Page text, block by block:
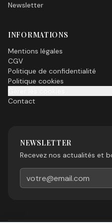
Newsletter
INFORMATIONS
Mentions légales
CGV
Politique de confidentialité
Politique cookies
Contact
NEWSLETTER
Recevez nos actualités et